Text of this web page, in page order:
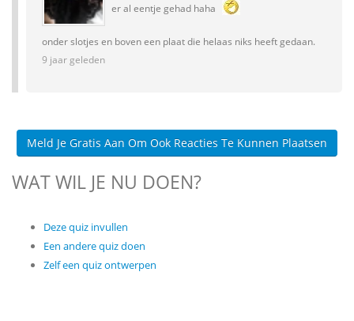
er al eentje gehad haha
onder slotjes en boven een plaat die helaas niks heeft gedaan.
9 jaar geleden
Meld Je Gratis Aan Om Ook Reacties Te Kunnen Plaatsen
WAT WIL JE NU DOEN?
Deze quiz invullen
Een andere quiz doen
Zelf een quiz ontwerpen